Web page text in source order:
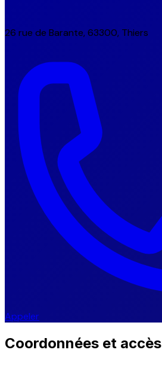
26 rue de Barante, 63300, Thiers
Appeler
Coordonnées et accès